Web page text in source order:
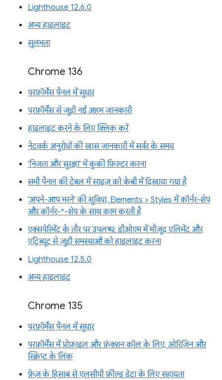
Lighthouse 12.6.0
अन्य हाइलाइट
सुलभता
Chrome 136
परफ़ॉर्मेंस पैनल में सुधार
परफ़ॉर्मेंस से जुड़ी नई अहम जानकारी
हाइलाइट करने के लिए क्लिक करें
नेटवर्क अनुरोधों की खास जानकारी में सर्वर के समय
'निजता और सुरक्षा' में कुकी फ़िल्टर करना
सभी पैनल की टेबल में साइज़ को केबी में दिखाया गया है
'अपने-आप भरने' की सुविधा, Elements > Styles में कॉर्नर-शेप
और कॉर्नर-*-शेप के साथ काम करती है
एक्सपेरिमेंट के तौर पर उपलब्ध: डीओएम में मौजूद एलिमेंट और
एट्रिब्यूट से जुड़ी समस्याओं को हाइलाइट करना
Lighthouse 12.5.0
अन्य हाइलाइट
Chrome 135
परफ़ॉर्मेंस पैनल में सुधार
परफ़ॉर्मेंस में प्रोफ़ाइल और फ़ंक्शन कॉल के लिए, ओरिजिन और
स्क्रिप्ट के लिंक
फ़ेज़ के हिसाब से एलसीपी फ़ील्ड डेटा के लिए सहायता